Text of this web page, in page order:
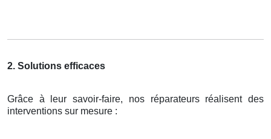
2. Solutions efficaces
Grâce à leur savoir-faire, nos réparateurs réalisent des
interventions sur mesure :